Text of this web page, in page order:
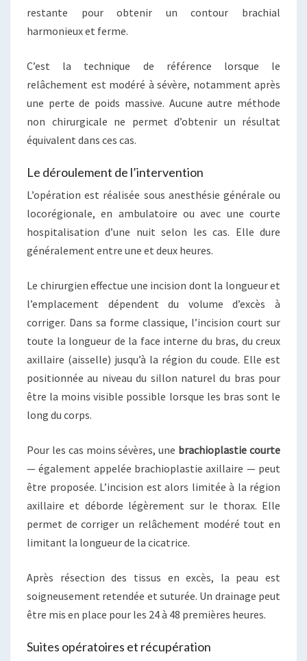
restante pour obtenir un contour brachial
harmonieux et ferme.
C’est la technique de référence lorsque le
relâchement est modéré à sévère, notamment après
une perte de poids massive. Aucune autre méthode
non chirurgicale ne permet d’obtenir un résultat
équivalent dans ces cas.
Le déroulement de l’intervention
L’opération est réalisée sous anesthésie générale ou
locorégionale, en ambulatoire ou avec une courte
hospitalisation d’une nuit selon les cas. Elle dure
généralement entre une et deux heures.
Le chirurgien effectue une incision dont la longueur et
l’emplacement dépendent du volume d’excès à
corriger. Dans sa forme classique, l’incision court sur
toute la longueur de la face interne du bras, du creux
axillaire (aisselle) jusqu’à la région du coude. Elle est
positionnée au niveau du sillon naturel du bras pour
être la moins visible possible lorsque les bras sont le
long du corps.
Pour les cas moins sévères, une brachioplastie courte
— également appelée brachioplastie axillaire — peut
être proposée. L’incision est alors limitée à la région
axillaire et déborde légèrement sur le thorax. Elle
permet de corriger un relâchement modéré tout en
limitant la longueur de la cicatrice.
Après résection des tissus en excès, la peau est
soigneusement retendée et suturée. Un drainage peut
être mis en place pour les 24 à 48 premières heures.
Suites opératoires et récupération